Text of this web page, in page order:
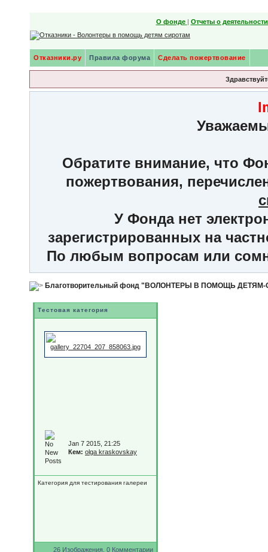
О фонде | Отчеты о
Отказники.ру Правила форума Сделать пожертвование
Обратите внимание, что
пожертвования,
У Фонда нет
зарегистрированных на
По любым вопросам или
Благотворительный фонд "ВОЛОНТЕРЫ В ПОМОЩЬ
Тестовая категория
Jan 7 2015, 21:25
Кем: olga kraskovskay
Категория для тестирования галереи
26 Изображения, 0 Комментарии